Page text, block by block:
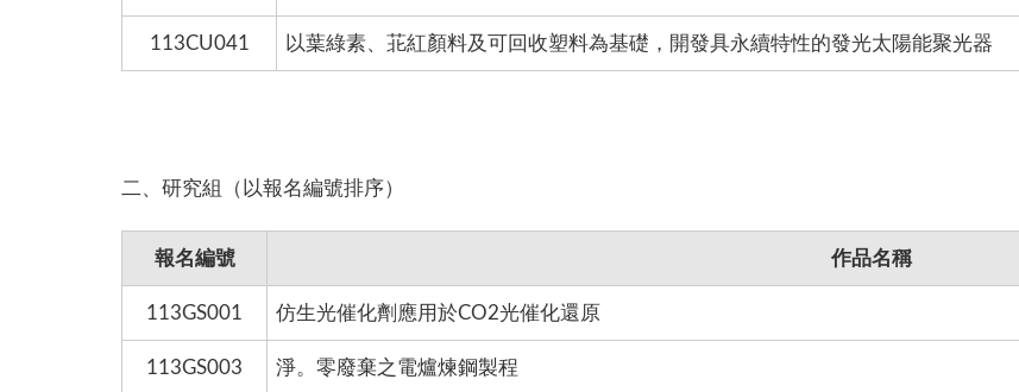
113CU041 以葉綠素、苝紅顏料及可回收塑料為基礎，開發具永續特性的發光太陽能聚光器
二、研究組（以報名編號排序）
報名編號 作品名稱
113GS001 仿生光催化劑應用於CO2光催化還原
113GS003 淨。零廢棄之電爐煉鋼製程